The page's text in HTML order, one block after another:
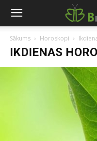
Sākums Horoskopi
IKDIENAS